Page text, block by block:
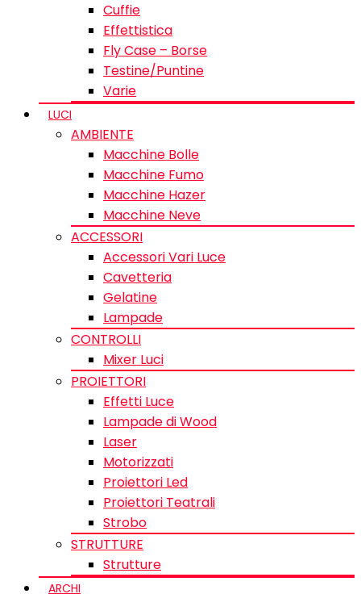
Cuffie
Effettistica
Fly Case – Borse
Testine/Puntine
Varie
LUCI
AMBIENTE
Macchine Bolle
Macchine Fumo
Macchine Hazer
Macchine Neve
ACCESSORI
Accessori Vari Luce
Cavetteria
Gelatine
Lampade
CONTROLLI
Mixer Luci
PROIETTORI
Effetti Luce
Lampade di Wood
Laser
Motorizzati
Proiettori Led
Proiettori Teatrali
Strobo
STRUTTURE
Strutture
ARCHI